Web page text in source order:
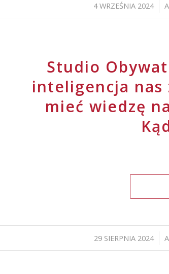
4 WRZEŚNIA 2024
/
Studio
inteligencja nas
mieć wiedzę
29 SIERPNIA 2024
/